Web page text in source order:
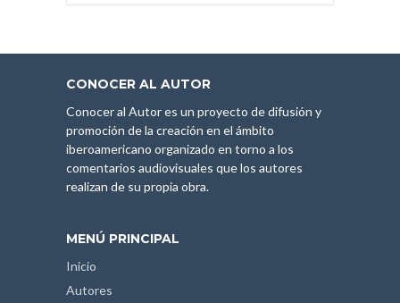
CONOCER AL AUTOR
Conocer al Autor es un proyecto de difusión y
promoción de la creación en el ámbito
iberoamericano organizado en torno a los
comentarios audiovisuales que los autores
realizan de su propia obra.
MENÚ PRINCIPAL
Inicio
Autores